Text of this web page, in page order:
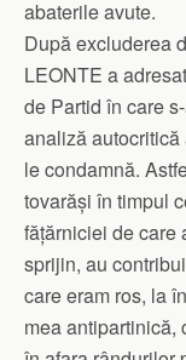
abaterile avute.
După excluderea
LEONTE a
de Partid în care
analiză autocritică
le condamnă.
tovarăși în timpul
fățărniciei de care
sprijin, au
care eram ros, la
mea antipartinică,